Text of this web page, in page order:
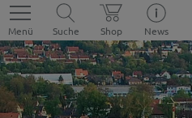
Menü Suche Shop
News